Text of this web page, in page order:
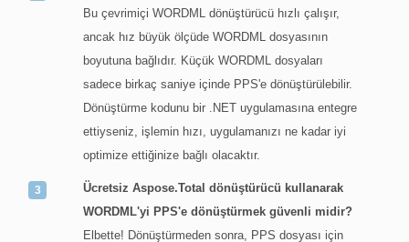
Bu çevrimiçi WORDML dönüştürücü hızlı çalışır,
ancak hız büyük ölçüde WORDML dosyasının
boyutuna bağlıdır. Küçük WORDML dosyaları
sadece birkaç saniye içinde PPS'e dönüştürülebilir.
Dönüştürme kodunu bir .NET uygulamasına entegre
ettiyseniz, işlemin hızı, uygulamanızı ne kadar iyi
optimize ettiğinize bağlı olacaktır.
Ücretsiz Aspose.Total dönüştürücü kullanarak
WORDML'yi PPS'e dönüştürmek güvenli midir?
Elbette! Dönüştürmeden sonra, PPS dosyası için